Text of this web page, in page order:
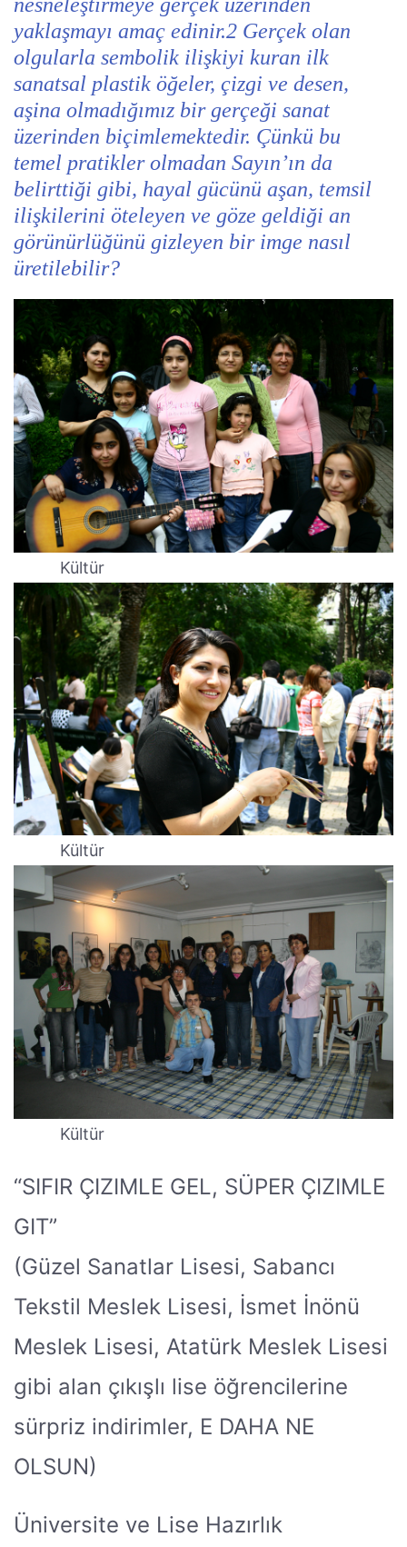
yaklaşmayı amaç edinir.2 Gerçek olan
olgularla sembolik ilişkiyi kuran ilk
sanatsal plastik öğeler, çizgi ve desen,
aşina olmadığımız bir gerçeği sanat
üzerinden biçimlemektedir. Çünkü bu
temel pratikler olmadan Sayın’ın da
belirttiği gibi, hayal gücünü aşan, temsil
ilişkilerini öteleyen ve göze geldiği an
görünürlüğünü gizleyen bir imge nasıl
üretilebilir?
Kültür
Kültür
Kültür
“SIFIR ÇIZIMLE GEL, SÜPER ÇIZIMLE
GIT”
(Güzel Sanatlar Lisesi, Sabancı
Tekstil Meslek Lisesi, İsmet İnönü
Meslek Lisesi, Atatürk Meslek Lisesi
gibi alan çıkışlı lise öğrencilerine
sürpriz indirimler, E DAHA NE
OLSUN)
Üniversite ve Lise Hazırlık